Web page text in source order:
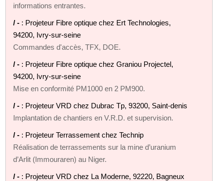
informations entrantes.
/ - : Projeteur Fibre optique chez Ert Technologies,
94200, Ivry-sur-seine
Commandes d'accès, TFX, DOE.
/ - : Projeteur Fibre optique chez Graniou Projectel,
94200, Ivry-sur-seine
Mise en conformité PM1000 en 2 PM900.
/ - : Projeteur VRD chez Dubrac Tp, 93200, Saint-denis
Implantation de chantiers en V.R.D. et supervision.
/ - : Projeteur Terrassement chez Technip
Réalisation de terrassements sur la mine d’uranium
d’Arlit (Immouraren) au Niger.
/ - : Projeteur VRD chez La Moderne, 92220, Bagneux